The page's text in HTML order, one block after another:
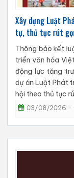
Xây dựng Luật
tự, thủ tục rút
Thông báo kết
triển văn hóa
động lực tăng
dự án Luật Phát
hội theo thủ tục
03/08/2026 -